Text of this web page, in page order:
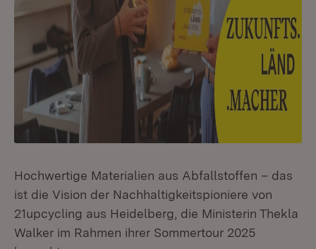
Hochwertige Materialien aus Abfallstoffen – das
ist die Vision der Nachhaltigkeitspioniere von
21upcycling aus Heidelberg, die Ministerin Thekla
Walker im Rahmen ihrer Sommertour 2025